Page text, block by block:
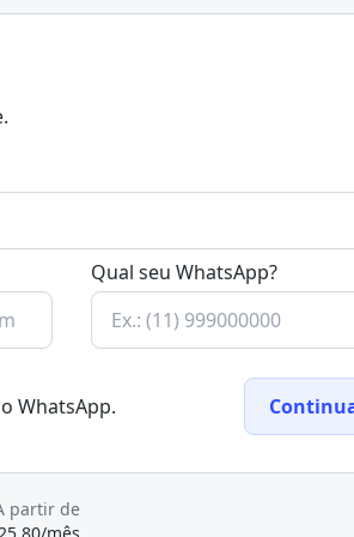
Qual seu WhatsApp?
WhatsApp.
partir de